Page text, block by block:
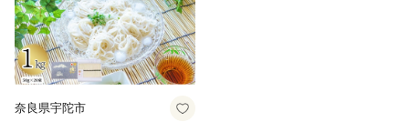
奈良県宇陀市